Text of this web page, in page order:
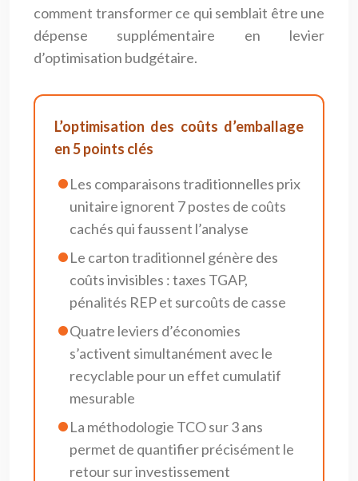
comment transformer ce qui semblait être une
dépense supplémentaire en levier
d’optimisation budgétaire.
L’optimisation des coûts d’emballage
en 5 points clés
Les comparaisons traditionnelles prix
unitaire ignorent 7 postes de coûts
cachés qui faussent l’analyse
Le carton traditionnel génère des
coûts invisibles : taxes TGAP,
pénalités REP et surcoûts de casse
Quatre leviers d’économies
s’activent simultanément avec le
recyclable pour un effet cumulatif
mesurable
La méthodologie TCO sur 3 ans
permet de quantifier précisément le
retour sur investissement